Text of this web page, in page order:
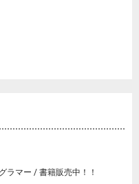
ラマー / 書籍販売中！！